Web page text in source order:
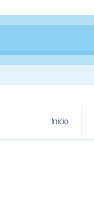
Inicio